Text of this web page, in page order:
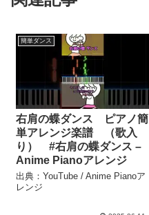
簡単ダンス
右肩の蝶ダンス ピアノ簡
単アレンジ楽譜 （歌入
り） #右肩の蝶ダンス –
Anime Pianoアレンジ
出典：YouTube / Anime Pianoア
レンジ